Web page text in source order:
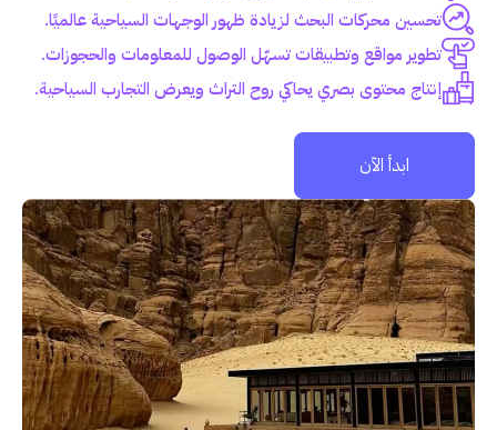
تحسين محركات البحث لزيادة ظهور الوجهات السياحية عالميًا.
تطوير مواقع وتطبيقات تسهّل الوصول للمعلومات والحجوزات.
إنتاج محتوى بصري يحاكي روح التراث ويعرض التجارب السياحية.
ابدأ الآن